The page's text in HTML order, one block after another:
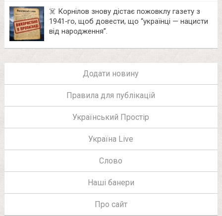
☠️ Корнілов знову дістає пожовклу газету з
1941‑го, щоб довести, що “українці — нацисти
від народження”.
Додати новину
Правила для публікацій
Український Простір
Україна Live
Слово
Наші банери
Про сайт